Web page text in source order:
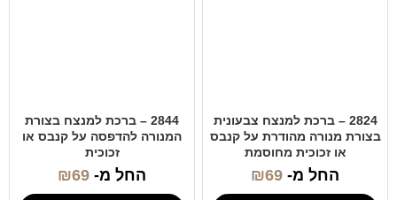
2824 – ברכת למנצח צבעונית
בצורת מנורה מהודרת על קנבס
או זכוכית מחוסמת
החל מ- ₪69
2844 – ברכת למנצח בצורת
המנורה להדפסה על קנבס או
זכוכית
החל מ- ₪69